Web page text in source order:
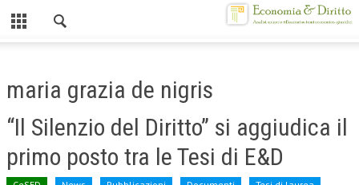
CHI SIAMO
MISSION
CONTATTI
maria grazia de nigris
“Il Silenzio del Diritto” si aggiudica il
primo posto tra le Tesi di E&D